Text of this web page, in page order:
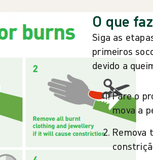
O que
Siga as
primeiros
devido a
Pare o
mova a
Remova